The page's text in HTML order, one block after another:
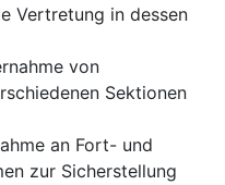
Vertretung in dessen
von
Sektionen
an Fort- und
zur Sicherstellung